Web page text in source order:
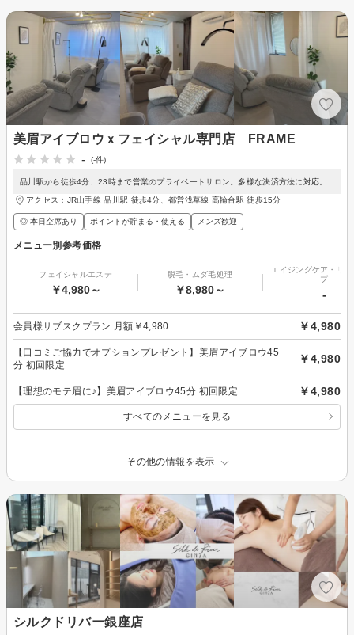
美眉アイブロウｘフェイシャル専門店 FRAME
-
(-件)
品川駅から徒歩4分、23時まで営業のプライベートサロン。多様な決済方法に対応。
アクセス：JR山手線 品川駅 徒歩4分、都営浅草線 高輪台駅 徒歩15分
◎ 本日空席あり ポイントが貯まる・使える メンズ歓迎
メニュー別参考価格
フェイシャルエステ
￥4,980～
脱毛・ムダ毛処理
￥8,980～
エイジングケア・リ
プ
-
会員様サブスクプラン 月額￥4,980 ￥4,980
【口コミご協力でオプションプレゼント】美眉アイブロウ45
分 初回限定
￥4,980
【理想のモテ眉に♪】美眉アイブロウ45分 初回限定 ￥4,980
すべてのメニューを見る
その他の情報を表示
シルクドリバー銀座店